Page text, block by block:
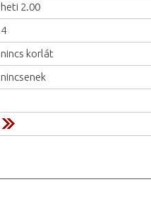
heti 2.00
4
nincs korlát
nincsenek